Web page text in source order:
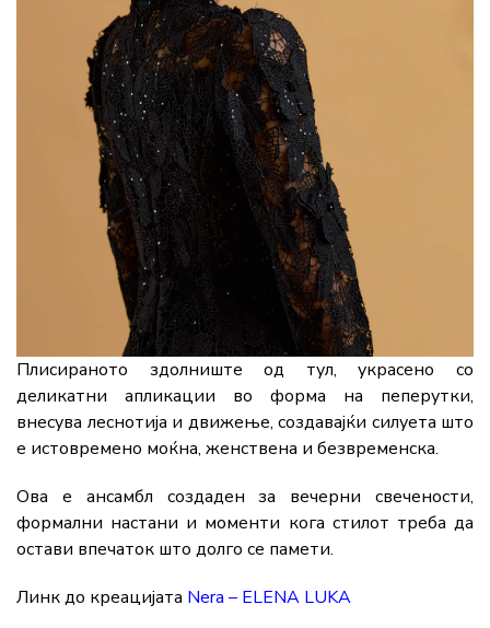
Плисираното здолниште од тул, украсено со
деликатни апликации во форма на пеперутки,
внесува леснотија и движење, создавајќи силуета што
е истовремено моќна, женствена и безвременска.
Ова е ансамбл создаден за вечерни свечености,
формални настани и моменти кога стилот треба да
остави впечаток што долго се памети.
Линк до креацијата Nera – ELENA LUKA